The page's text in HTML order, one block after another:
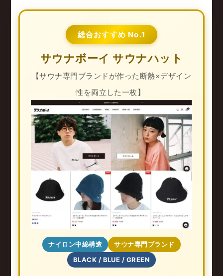
総合おすすめ No.1
サウナボーイ サウナハット
【サウナ専門ブランドが作った断熱×デザイン
性を両立した一枚】
ナイロン中綿構造
サウナ専門ブランド
BLACK / BLUE / GREEN